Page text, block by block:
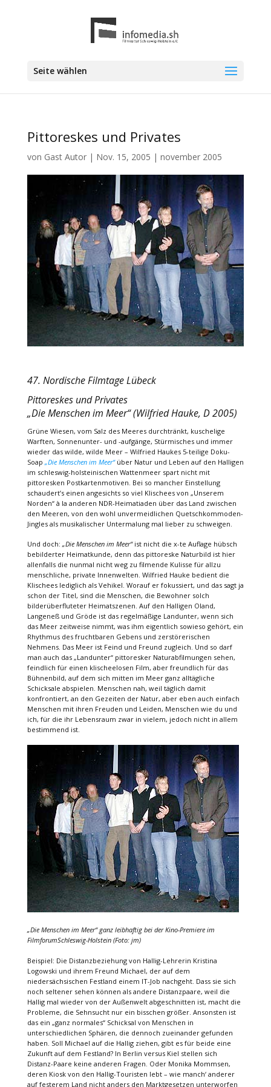
Seite wählen
Pittoreskes und Privates
von Gast Autor| Nov. 15, 2005 | november 2005
47. Nordische Filmtage Lübeck
Pittoreskes und Privates
„Die Menschen im Meer“ (Wilfried Hauke, D 2005)
Grüne Wiesen, vom Salz des Meeres durchtränkt, kuschelige
Warften, Sonnenunter- und -aufgänge, Stürmisches und immer
wieder das wilde, wilde Meer – Wilfried Haukes 5-teilige Doku-
Soap „Die Menschen im Meer“über Natur und Leben auf den Halligen
im schleswig-holsteinischen Wattenmeer spart nicht mit
pittoresken Postkartenmotiven. Bei so mancher Einstellung
schaudert’s einen angesichts so viel Klischees von „Unserem
Norden“ à la anderen NDR-Heimatiaden über das Land zwischen
den Meeren, von den wohl unvermeidlichen Quetschkommoden-
Jingles als musikalischer Untermalung mal lieber zu schweigen.
Und doch: „Die Menschen im Meer“ist nicht die x-te Auflage hübsch
bebilderter Heimatkunde, denn das pittoreske Naturbild ist hier
allenfalls die nunmal nicht weg zu filmende Kulisse für allzu
menschliche, private Innenwelten. Wilfried Hauke bedient die
Klischees lediglich als Vehikel. Worauf er fokussiert, und das sagt ja
schon der Titel, sind die Menschen, die Bewohner solch
bilderüberfluteter Heimatszenen. Auf den Halligen Oland,
Langeneß und Gröde ist das regelmäßige Landunter, wenn sich
das Meer zeitweise nimmt, was ihm eigentlich sowieso gehört, ein
Rhythmus des fruchtbaren Gebens und zerstörerischen
Nehmens. Das Meer ist Feind und Freund zugleich. Und so darf
man auch das „Landunter“ pittoresker Naturabfilmungen sehen,
feindlich für einen klischeelosen Film, aber freundlich für das
Bühnenbild, auf dem sich mitten im Meer ganz alltägliche
Schicksale abspielen. Menschen nah, weil täglich damit
konfrontiert, an den Gezeiten der Natur, aber eben auch einfach
Menschen mit ihren Freuden und Leiden, Menschen wie du und
ich, für die ihr Lebensraum zwar in vielem, jedoch nicht in allem
bestimmend ist.
„Die Menschen im Meer“ ganz leibhaftig bei der Kino-Premiere im
FilmforumSchleswig-Holstein (Foto: jm)
Beispiel: Die Distanzbeziehung von Hallig-Lehrerin Kristina
Logowski und ihrem Freund Michael, der auf dem
niedersächsischen Festland einem IT-Job nachgeht. Dass sie sich
noch seltener sehen können als andere Distanzpaare, weil die
Hallig mal wieder von der Außenwelt abgeschnitten ist, macht die
Probleme, die Sehnsucht nur ein bisschen größer. Ansonsten ist
das ein „ganz normales“ Schicksal von Menschen in
unterschiedlichen Sphären, die dennoch zueinander gefunden
haben. Soll Michael auf die Hallig ziehen, gibt es für beide eine
Zukunft auf dem Festland? In Berlin versus Kiel stellen sich
Distanz-Paare keine anderen Fragen. Oder Monika Mommsen,
deren Kiosk von den Hallig-Touristen lebt – wie manch‘ anderer
auf festerem Land nicht anders den Marktgesetzen unterworfen